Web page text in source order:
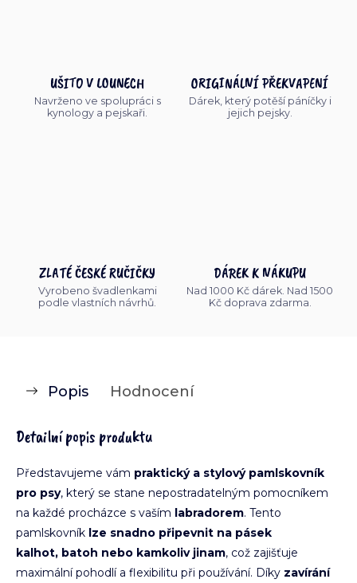
UŠITO V LOUNECH
Navrženo ve spolupráci s
kynology a pejskaři.
ORIGINÁLNÍ PŘEKVAPENÍ
Dárek, který potěší páníčky i
jejich pejsky.
ZLATÉ ČESKÉ RUČIČKY
Vyrobeno švadlenkami
podle vlastních návrhů.
DÁREK K NÁKUPU
Nad 1000 Kč dárek. Nad 1500
Kč doprava zdarma.
Popis Hodnocení
Detailní popis produktu
Představujeme vám praktický a stylový pamlskovník
pro psy, který se stane nepostradatelným pomocníkem
na každé procházce s vaším labradorem. Tento
pamlskovník lze snadno připevnit na pásek
kalhot, batoh nebo kamkoliv jinam, což zajišťuje
maximální pohodlí a flexibilitu při používání. Díky zavírání